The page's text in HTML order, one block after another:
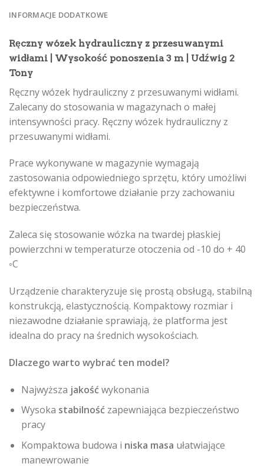
INFORMACJE DODATKOWE
Ręczny wózek hydrauliczny z przesuwanymi
widłami | Wysokość ponoszenia 3 m | Udźwig 2
Tony
Ręczny wózek hydrauliczny z przesuwanymi widłami.
Zalecany do stosowania w magazynach o małej
intensywności pracy. Ręczny wózek hydrauliczny z
przesuwanymi widłami.
Prace wykonywane w magazynie wymagają
zastosowania odpowiedniego sprzętu, który umożliwi
efektywne i komfortowe działanie przy zachowaniu
bezpieczeństwa.
Zaleca się stosowanie wózka na twardej płaskiej
powierzchni w temperaturze otoczenia od -10 do + 40
◦С
Urządzenie charakteryzuje się prostą obsługą, stabilną
konstrukcją, elastycznością. Kompaktowy rozmiar i
niezawodne działanie sprawiają, że platforma jest
idealna do pracy na średnich wysokościach.
Dlaczego warto wybrać ten model?
Najwyższa jakośćwykonania
Wysoka stabilnośćzapewniająca bezpieczeństwo
pracy
Kompaktowa budowa i niska masa ułatwiające
manewrowanie